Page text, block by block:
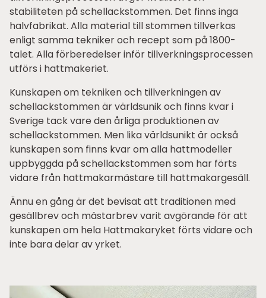
stabiliteten på schellackstommen. Det finns inga
halvfabrikat. Alla material till stommen tillverkas
enligt samma tekniker och recept som på 1800-
talet. Alla förberedelser inför tillverkningsprocessen
utförs i hattmakeriet.
Kunskapen om tekniken och tillverkningen av
schellackstommen är världsunik och finns kvar i
Sverige tack vare den årliga produktionen av
schellackstommen. Men lika världsunikt är också
kunskapen som finns kvar om alla hattmodeller
uppbyggda på schellackstommen som har förts
vidare från hattmakarmästare till hattmakargesäll.
Ännu en gång är det bevisat att traditionen med
gesällbrev och mästarbrev varit avgörande för att
kunskapen om hela Hattmakaryket förts vidare och
inte bara delar av yrket.